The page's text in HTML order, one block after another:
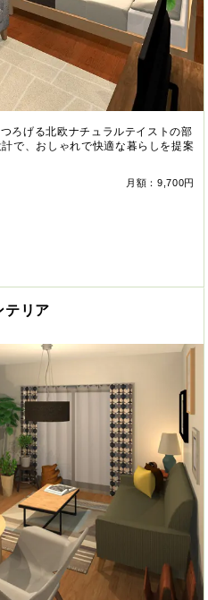
ろげる北欧ナチュラルテイストの部
で、おしゃれで快適な暮らしを提案
月額：9,700円
テリア